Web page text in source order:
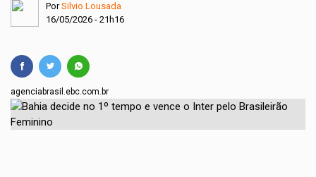
PorSilvio Lousada
16/05/2026 - 21h16
agenciabrasil.ebc.com.br